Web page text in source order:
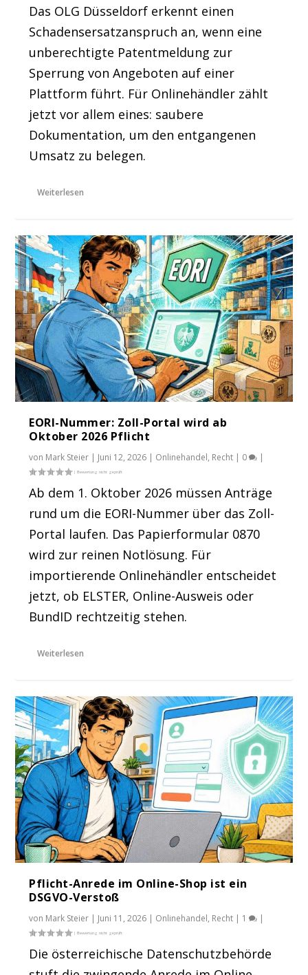
Das OLG Düsseldorf erkennt einen
Schadensersatzanspruch an, wenn eine
unberechtigte Patentmeldung zur
Sperrung von Angeboten auf einer
Plattform führt. Für Onlinehändler zählt
jetzt vor allem eines: saubere
Dokumentation, um den entgangenen
Umsatz zu belegen.
Weiterlesen
EORI-Nummer: Zoll-Portal wird ab
Oktober 2026 Pflicht
von Mark Steier | Juni 12, 2026 | Onlinehandel, Recht | 0 |
Ab dem 1. Oktober 2026 müssen Anträge
rund um die EORI-Nummer über das Zoll-
Portal laufen. Das Papierformular 0870
wird zur reinen Notlösung. Für
importierende Onlinehändler entscheidet
jetzt, ob ELSTER, Online-Ausweis oder
BundID rechtzeitig stehen.
Weiterlesen
Pflicht-Anrede im Online-Shop ist ein
DSGVO-Verstoß
von Mark Steier | Juni 11, 2026 | Onlinehandel, Recht | 1 |
Die österreichische Datenschutzbehörde